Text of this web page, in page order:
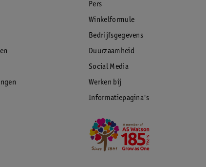
Pers
Winkelformule
Bedrijfsgegevens
Duurzaamheid
Social Media
Werken bij
Informatiepagina's